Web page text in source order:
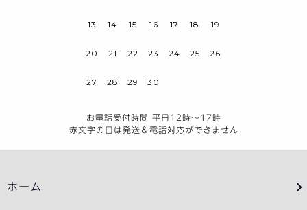
13 14 15 16 17 18 19
20 21 22 23 24 25 26
27 28 29 30
お電話受付時間 平日12時～17時
赤文字の日は発送＆電話対応ができません
ホーム